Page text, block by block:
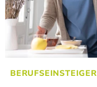
BERUFSEINSTEIGER